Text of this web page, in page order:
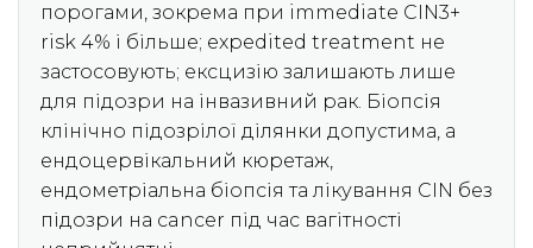
порогами, зокрема при immediate CIN3+
risk 4% і більше; expedited treatment не
застосовують; ексцизію залишають лише
для підозри на інвазивний рак. Біопсія
клінічно підозрілої ділянки допустима, а
ендоцервікальний кюретаж,
ендометріальна біопсія та лікування CIN без
підозри на cancer під час вагітності